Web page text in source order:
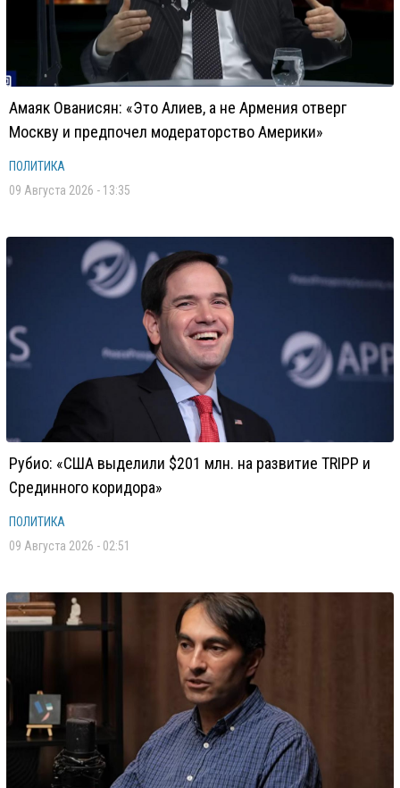
Амаяк Ованисян: «Это Алиев, а не Армения отверг
Москву и предпочел модераторство Америки»
ПОЛИТИКА
09 Августа 2026 - 13:35
Рубио: «США выделили $201 млн. на развитие TRIPP и
Срединного коридора»
ПОЛИТИКА
09 Августа 2026 - 02:51